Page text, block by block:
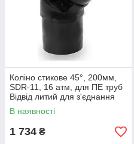
Коліно стикове 45°, 200мм,
SDR-11, 16 атм, для ПЕ труб
Відвід литий для з'єднання
водопровідних та газових
труб
В наявності
1 734 ₴